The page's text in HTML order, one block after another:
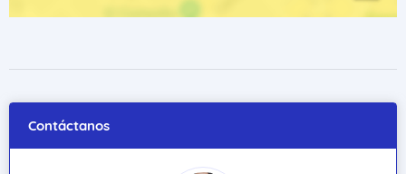
Contáctanos